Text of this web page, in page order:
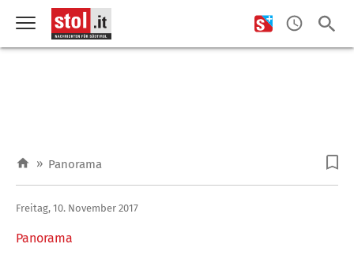
» Panorama
Panorama
Freitag, 10. November 2017